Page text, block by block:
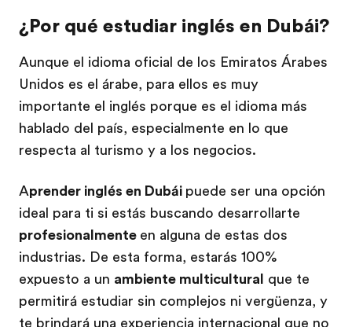
¿Por qué estudiar inglés en Dubái?
Aunque el idioma oficial de los Emiratos Árabes
Unidos es el árabe, para ellos es muy
importante el inglés porque es el idioma más
hablado del país, especialmente en lo que
respecta al turismo y a los negocios.
Aprender inglés en Dubái puede ser una opción
ideal para ti si estás buscando desarrollarte
profesionalmente en alguna de estas dos
industrias. De esta forma, estarás 100%
expuesto a un ambiente multicultural que te
permitirá estudiar sin complejos ni vergüenza, y
te brindará una experiencia internacional que no